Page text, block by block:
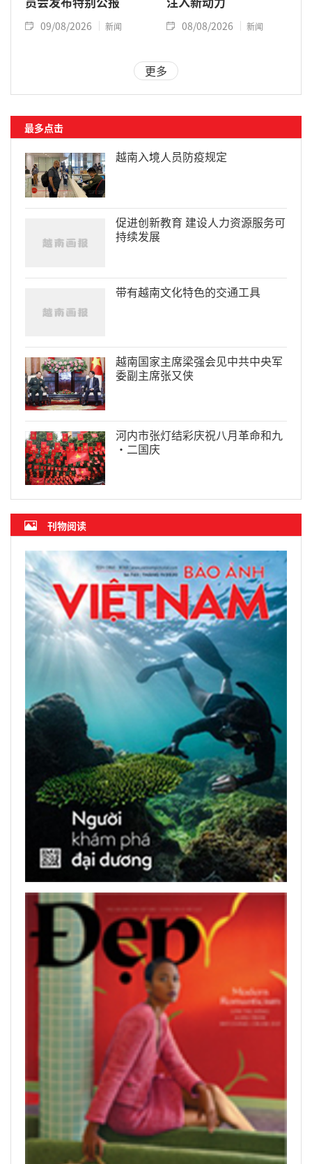
09/08/2026 新闻 08/08/2026 新闻
更多
最多点击
越南入境人员防疫规定
促进创新教育 建设人力资源服务可
持续发展
带有越南文化特色的交通工具
越南国家主席梁强会见中共中央军
委副主席张又侠
河内市张灯结彩庆祝八月革命和九
·二国庆
刊物阅读